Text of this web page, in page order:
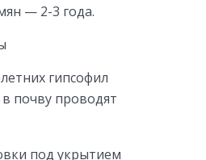
— 2-3 года.
гипсофил
почву проводят
под укрытием